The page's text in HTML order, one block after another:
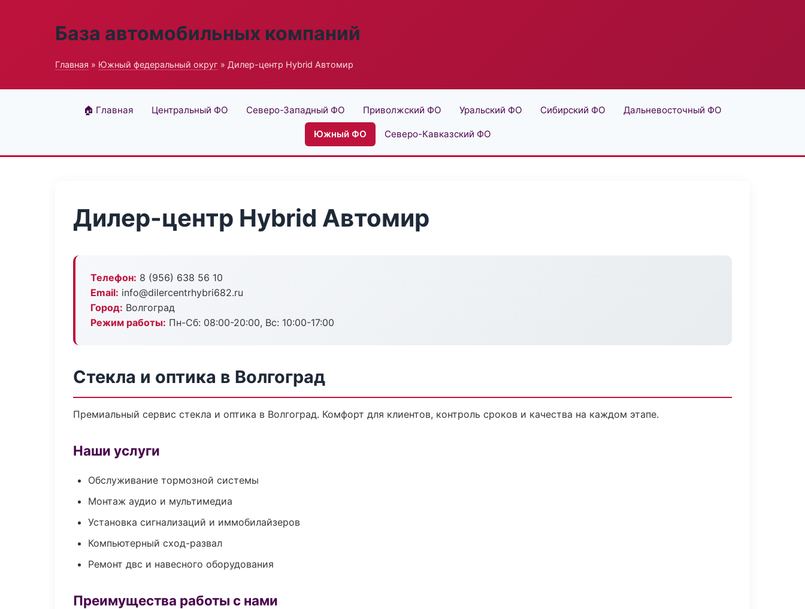
База автомобильных компаний
Главная » Южный федеральный округ » Дилер-центр Hybrid Автомир
🏠 Главная Центральный ФО Северо-Западный ФО Приволжский ФО Уральский ФО Сибирский ФО Дальневосточный ФО
Южный ФО Северо-Кавказский ФО
Дилер-центр Hybrid Автомир
Телефон: 8 (956) 638 56 10
Email: info@dilercentrhybri682.ru
Город: Волгоград
Режим работы: Пн-Сб: 08:00-20:00, Вс: 10:00-17:00
Стекла и оптика в Волгоград
Премиальный сервис стекла и оптика в Волгоград. Комфорт для клиентов, контроль сроков и качества на каждом этапе.
Наши услуги
Обслуживание тормозной системы
Монтаж аудио и мультимедиа
Установка сигнализаций и иммобилайзеров
Компьютерный сход-развал
Ремонт двс и навесного оборудования
Преимущества работы с нами